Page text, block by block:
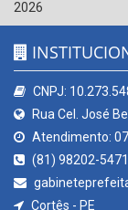
2026
CNPJ:
Rua Cel. José
Atendimento:
(81) 98202-5471
Cortês - PE